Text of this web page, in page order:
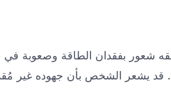
شعور بفقدان الطاقة وصعوبة
قد يشعر الشخص بأن جهوده غير